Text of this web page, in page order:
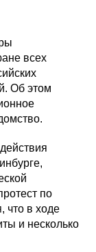
всех
Об этом
по
что в ходе
и несколько